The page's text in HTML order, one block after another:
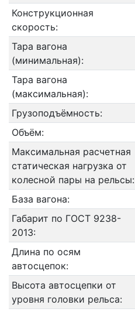
Конструкционная
скорость:
Тара вагона
(минимальная):
Тара вагона
(максимальная):
Грузоподъёмность:
Объём:
Максимальная расчетная
статическая нагрузка от
колесной пары на рельсы:
База вагона:
Габарит по ГОСТ 9238-
2013:
Длина по осям
автосцепок:
Высота автосцепки от
уровня головки рельса: